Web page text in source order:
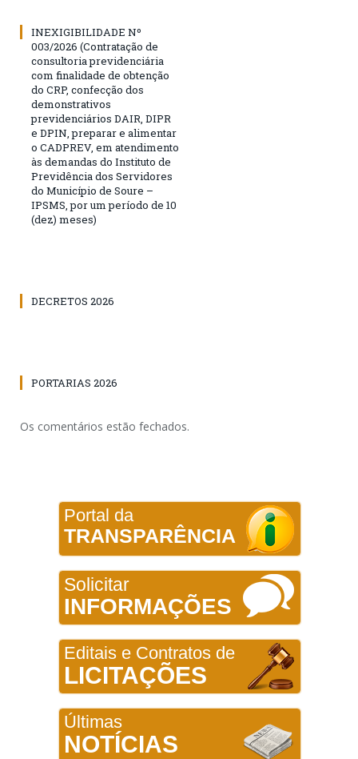
INEXIGIBILIDADE Nº
003/2026 (Contratação de
consultoria previdenciária
com finalidade de obtenção
do CRP, confecção dos
demonstrativos
previdenciários DAIR, DIPR
e DPIN, preparar e alimentar
o CADPREV, em atendimento
às demandas do Instituto de
Previdência dos Servidores
do Município de Soure –
IPSMS, por um período de 10
(dez) meses)
DECRETOS 2026
PORTARIAS 2026
Os comentários estão fechados.
Portal da
TRANSPARÊNCIA
Solicitar
INFORMAÇÕES
Editais e Contratos de
LICITAÇÕES
Últimas
NOTÍCIAS